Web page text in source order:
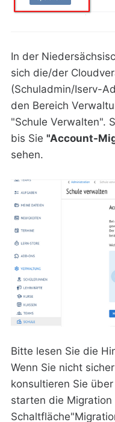
In der
sich die/der
(Schuladmin/Iserv-
den Bereich
"Schule Verwalten".
bis Sie "Account-
sehen.
Bitte lesen Sie die
Wenn Sie nicht
konsultieren Sie
starten die